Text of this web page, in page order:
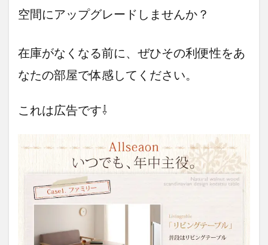
空間にアップグレードしませんか？
在庫がなくなる前に、ぜひその利便性をあ
なたの部屋で体感してください。
これは広告です⇩